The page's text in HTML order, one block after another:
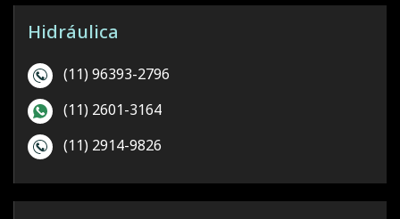
Hidráulica
(11) 96393-2796
(11) 2601-3164
(11) 2914-9826